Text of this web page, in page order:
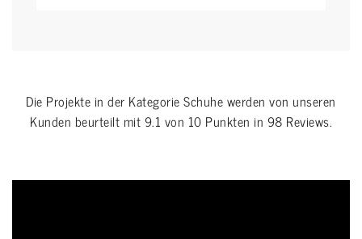
Die Projekte in der KategorieSchuhewerden von unseren
Kunden beurteilt mit9.1 von 10 Punkten in 98 Reviews.